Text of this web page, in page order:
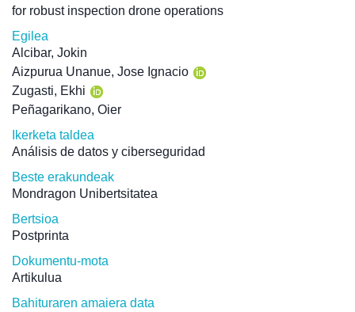
for robust inspection drone operations
Egilea
Alcibar, Jokin
Aizpurua Unanue, Jose Ignacio
Zugasti, Ekhi
Peñagarikano, Oier
Ikerketa taldea
Análisis de datos y ciberseguridad
Beste erakundeak
Mondragon Unibertsitatea
Bertsioa
Postprinta
Dokumentu-mota
Artikulua
Bahituraren amaiera data